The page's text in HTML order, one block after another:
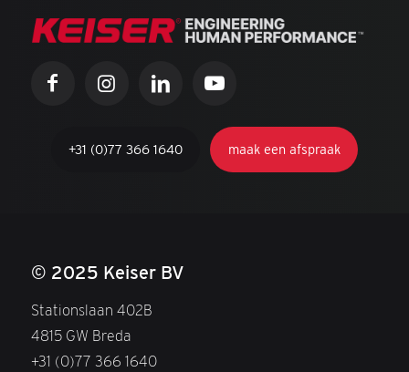
+31 (0)77 366 1640 maak een afspraak
© 2025 Keiser BV
Stationslaan 402B
4815 GW Breda
+31 (0)77 366 1640